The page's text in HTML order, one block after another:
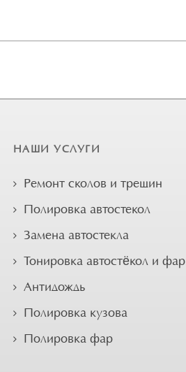
НАШИ УСЛУГИ
Ремонт сколов и трещин
Полировка автостекол
Замена автостекла
Тонировка автостёкол и фар
Антидождь
Полировка кузова
Полировка фар